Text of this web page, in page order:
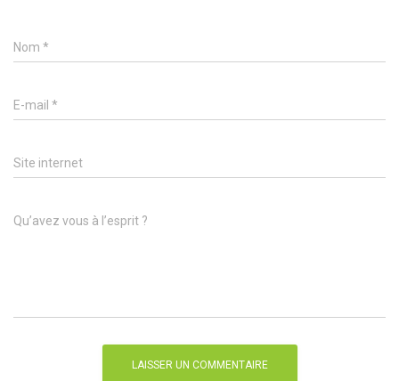
Nom *
E-mail *
Site internet
Qu’avez vous à l’esprit ?